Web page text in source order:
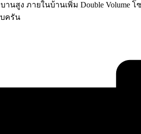
นสูง ภายในบ้านเพิ่ม Double
ครัน